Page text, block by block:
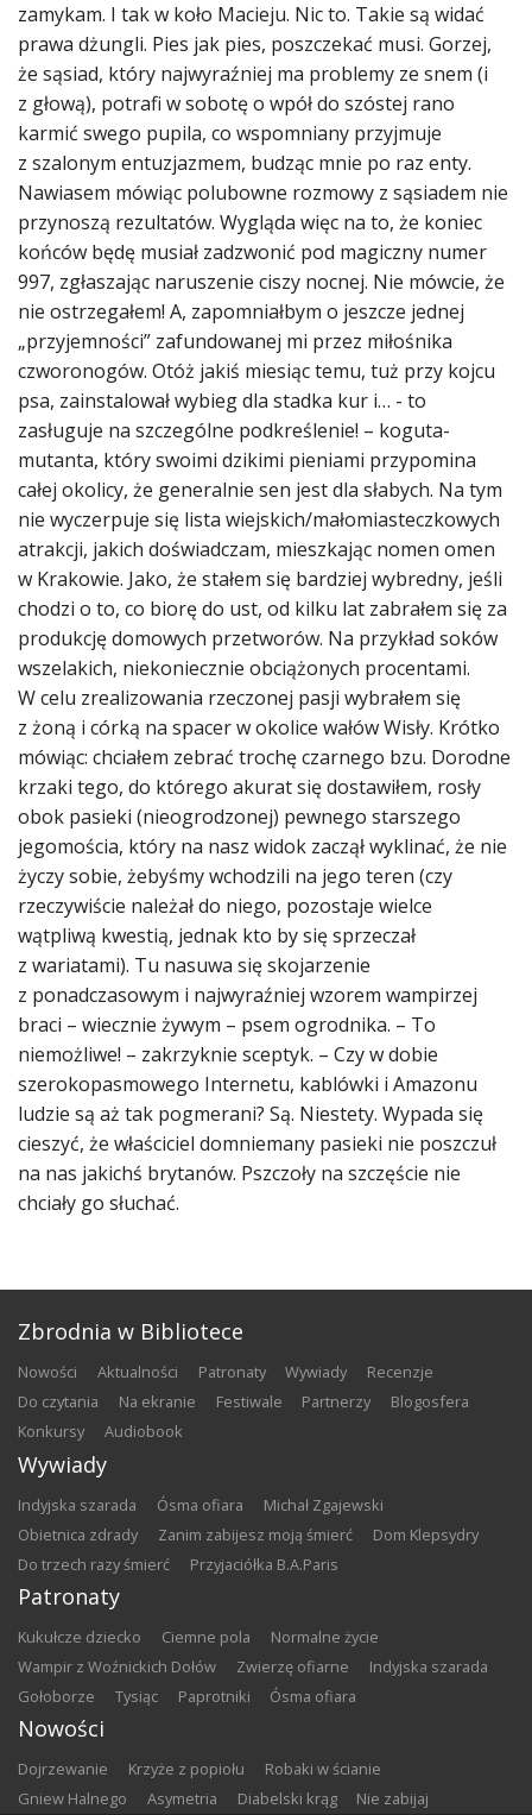
zamykam. I tak w koło Macieju. Nic to. Takie są widać
prawa dżungli. Pies jak pies, poszczekać musi. Gorzej,
że sąsiad, który najwyraźniej ma problemy ze snem (i
z głową), potrafi w sobotę o wpół do szóstej rano
karmić swego pupila, co wspomniany przyjmuje
z szalonym entuzjazmem, budząc mnie po raz enty.
Nawiasem mówiąc polubowne rozmowy z sąsiadem nie
przynoszą rezultatów. Wygląda więc na to, że koniec
końców będę musiał zadzwonić pod magiczny numer
997, zgłaszając naruszenie ciszy nocnej. Nie mówcie, że
nie ostrzegałem! A, zapomniałbym o jeszcze jednej
„przyjemności” zafundowanej mi przez miłośnika
czworonogów. Otóż jakiś miesiąc temu, tuż przy kojcu
psa, zainstalował wybieg dla stadka kur i… - to
zasługuje na szczególne podkreślenie! – koguta-
mutanta, który swoimi dzikimi pieniami przypomina
całej okolicy, że generalnie sen jest dla słabych. Na tym
nie wyczerpuje się lista wiejskich/małomiasteczkowych
atrakcji, jakich doświadczam, mieszkając nomen omen
w Krakowie. Jako, że stałem się bardziej wybredny, jeśli
chodzi o to, co biorę do ust, od kilku lat zabrałem się za
produkcję domowych przetworów. Na przykład soków
wszelakich, niekoniecznie obciążonych procentami.
W celu zrealizowania rzeczonej pasji wybrałem się
z żoną i córką na spacer w okolice wałów Wisły. Krótko
mówiąc: chciałem zebrać trochę czarnego bzu. Dorodne
krzaki tego, do którego akurat się dostawiłem, rosły
obok pasieki (nieogrodzonej) pewnego starszego
jegomościa, który na nasz widok zaczął wyklinać, że nie
życzy sobie, żebyśmy wchodzili na jego teren (czy
rzeczywiście należał do niego, pozostaje wielce
wątpliwą kwestią, jednak kto by się sprzeczał
z wariatami). Tu nasuwa się skojarzenie
z ponadczasowym i najwyraźniej wzorem wampirzej
braci – wiecznie żywym – psem ogrodnika. – To
niemożliwe! – zakrzyknie sceptyk. – Czy w dobie
szerokopasmowego Internetu, kablówki i Amazonu
ludzie są aż tak pogmerani? Są. Niestety. Wypada się
cieszyć, że właściciel domniemany pasieki nie poszczuł
na nas jakichś brytanów. Pszczoły na szczęście nie
chciały go słuchać.
Zbrodnia w Bibliotece
nowości aktualności patronaty wywiady
recenzje
do czytania
na ekranie festiwale partnerzy
blogosfera
konkursy
audiobook
Wywiady
Indyjska szarada Ósma ofiara
Michał Zgajewski
Obietnica zdrady
Zanim zabijesz moją śmierć
Dom Klepsydry
Do trzech razy śmierć
Przyjaciółka B.A.Paris
Patronaty
Kukułcze dziecko Ciemne pola
Normalne życie
Wampir z Woźnickich Dołów
Zwierzę ofiarne
Indyjska szarada
Gołoborze
Tysiąc Paprotniki Ósma ofiara
Nowości
Dojrzewanie Krzyże z popiołu
Robaki w ścianie
Gniew Halnego
Asymetria Diabelski krąg Nie zabijaj